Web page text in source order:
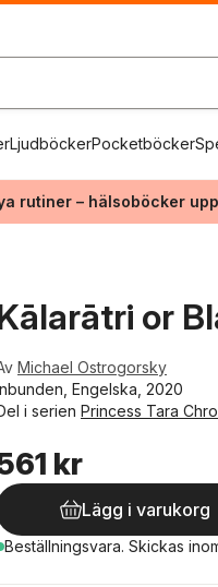
LjudböckerPocketböcker
rutiner – hälsoböcker
or
Michael Ostrogorsky
Engelska, 2020
i serien Princess Tara
kr
Lägg i varukorg
Beställningsvara. Skickas